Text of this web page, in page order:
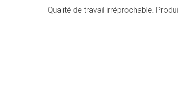
Qualité de travail irréprochable.